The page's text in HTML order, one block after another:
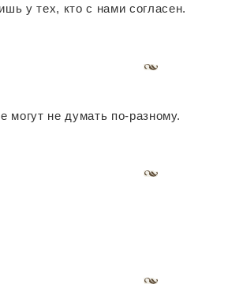
у тех, кто с нами согласен.
не думать по-разному.